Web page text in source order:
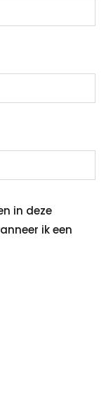
in deze
ik een